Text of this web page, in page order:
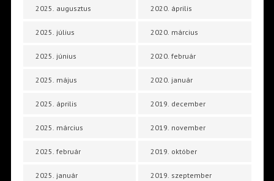
2025. augusztus
2025. július
2025. június
2025. május
2025. április
2025. március
2025. február
2025. január
2020. április
2020. március
2020. február
2020. január
2019. december
2019. november
2019. október
2019. szeptember